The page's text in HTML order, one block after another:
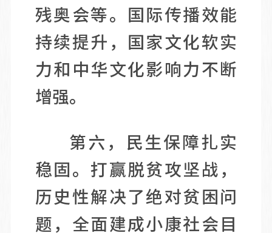
残奥会等。国际传播效能
持续提升，国家文化软实
力和中华文化影响力不断
增强。
第六，民生保障扎实
稳固。打赢脱贫攻坚战，
历史性解决了绝对贫困问
题，全面建成小康社会目